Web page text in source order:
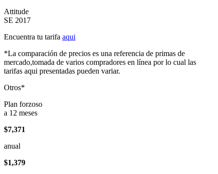
Attitude
SE 2017
Encuentra tu tarifa aqui
*La comparación de precios es una referencia de primas de
mercado,tomada de varios compradores en línea por lo cual las
tarifas aqui presentadas pueden variar.
Otros*
Plan forzoso
a 12 meses
$7,371
anual
$1,379